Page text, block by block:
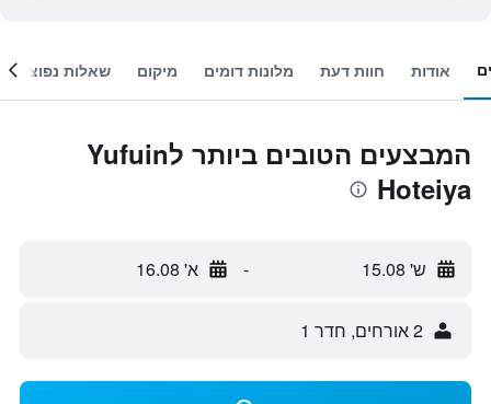
אודות חוות דעת מלונות דומים מיקום שאלות נפוצות
המבצעים הטובים ביותר לYufuin
Hoteiya
ש' 15.08 - א' 16.08
2 אורחים, חדר 1